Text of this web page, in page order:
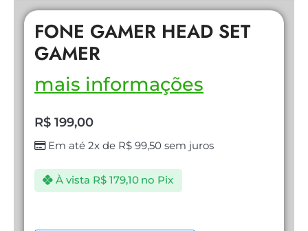
FONE GAMER HEAD SET
GAMER
mais informações
R$ 199,00
Em até 2x de R$99,50sem juros
À vista R$179,10 no Pix